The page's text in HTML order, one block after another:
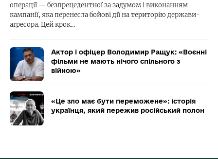
операції — безпрецедентної за задумом і виконанням
кампанії, яка перенесла бойові дії на територію держави-
агресора. Цей крок…
Актор і офіцер Володимир Ращук: «Воєнні
фільми не мають нічого спільного з
війною»
«Це зло має бути переможене»: історія
українця, який пережив російський полон